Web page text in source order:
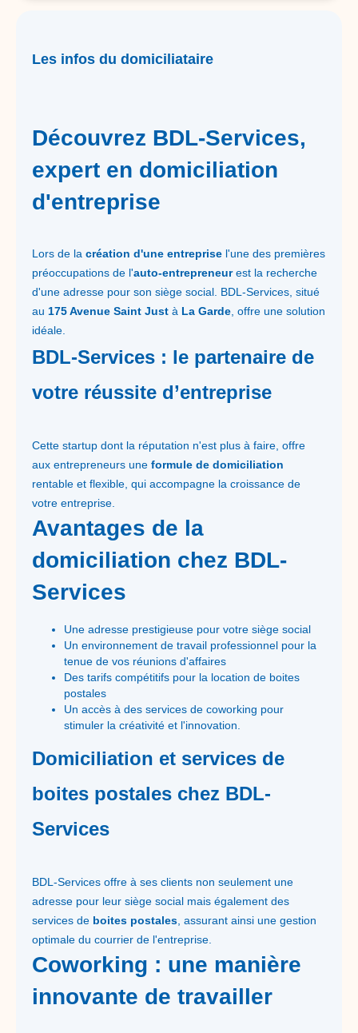
Les infos du domiciliataire
Découvrez BDL-Services,
expert en domiciliation
d'entreprise
Lors de la création d'une entreprise l'une des premières
préoccupations de l'auto-entrepreneurest la recherche
d'une adresse pour son siège social. BDL-Services, situé
au 175 Avenue Saint Just à La Garde , offre une solution
idéale.
BDL-Services : le partenaire de
votre réussite d’entreprise
Cette startup dont la réputation n'est plus à faire, offre
aux entrepreneurs une formule de domiciliation
rentable et flexible, qui accompagne la croissance de
votre entreprise.
Avantages de la
domiciliation chez BDL-
Services
Une adresse prestigieuse pour votre siège social
Un environnement de travail professionnel pour la
tenue de vos réunions d'affaires
Des tarifs compétitifs pour la location de boites
postales
Un accès à des services de coworking pour
stimuler la créativité et l'innovation.
Domiciliation et services de
boites postales chez BDL-
Services
BDL-Services offre à ses clients non seulement une
adresse pour leur siège social mais également des
services de boites postales , assurant ainsi une gestion
optimale du courrier de l'entreprise.
Coworking : une manière
innovante de travailler